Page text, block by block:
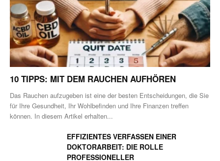
10 TIPPS: MIT DEM RAUCHEN AUFHÖREN
Das Rauchen aufzugeben ist eine der besten Entscheidungen, die Sie
für Ihre Gesundheit, Ihr Wohlbefinden und Ihre Finanzen treffen
können. In diesem Artikel erhalten...
EFFIZIENTES VERFASSEN EINER
DOKTORARBEIT: DIE ROLLE
PROFESSIONELLER